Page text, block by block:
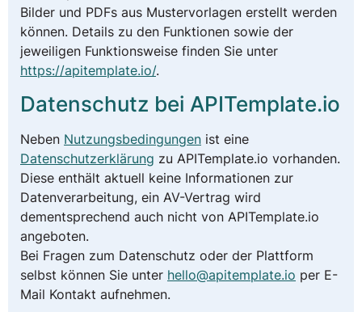
Bilder und PDFs aus Mustervorlagen erstellt werden
können. Details zu den Funktionen sowie der
jeweiligen Funktionsweise finden Sie unter
https://apitemplate.io/.
Datenschutz bei APITemplate.io
Neben Nutzungsbedingungen ist eine
Datenschutzerklärung zu APITemplate.io vorhanden.
Diese enthält aktuell keine Informationen zur
Datenverarbeitung, ein AV-Vertrag wird
dementsprechend auch nicht von APITemplate.io
angeboten.
Bei Fragen zum Datenschutz oder der Plattform
selbst können Sie unter hello@apitemplate.io per E-
Mail Kontakt aufnehmen.